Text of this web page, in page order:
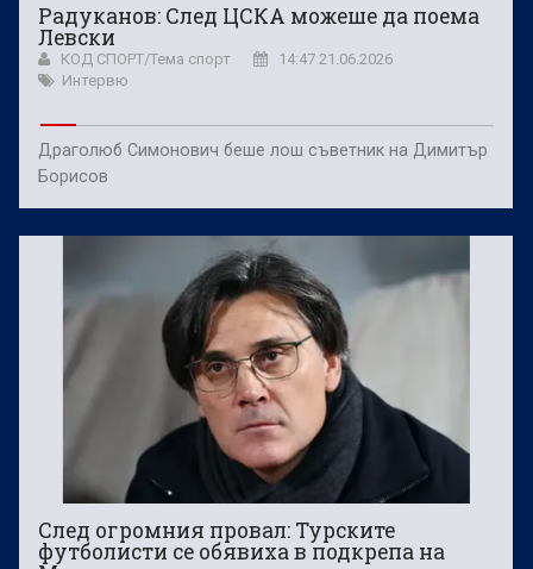
Радуканов: След ЦСКА можеше да поема
Левски
КОД СПОРТ/Тема спорт
14:47 21.06.2026
Интервю
Драголюб Симонович беше лош съветник на Димитър
Борисов
След огромния провал: Турските
футболисти се обявиха в подкрепа на